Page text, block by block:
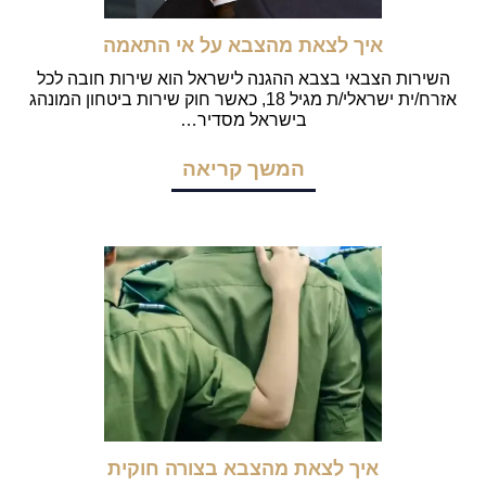
איך לצאת מהצבא על אי התאמה
השירות הצבאי בצבא ההגנה לישראל הוא שירות חובה לכל
אזרח/ית ישראלי/ת מגיל 18, כאשר חוק שירות ביטחון המונהג
בישראל מסדיר…
המשך קריאה
איך לצאת מהצבא בצורה חוקית